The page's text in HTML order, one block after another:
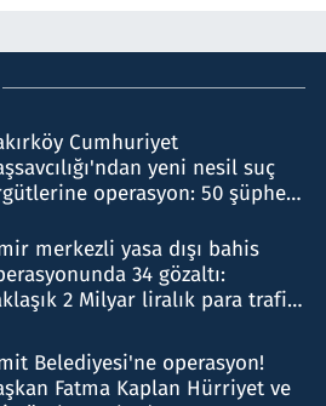
Cumhuriyet
yeni nesil suç
operasyon: 50 şüpheli
merkezli yasa dışı bahis
34 gözaltı:
2 Milyar liralık para trafiği
Belediyesi'ne operasyon!
Fatma Kaplan Hürriyet ve